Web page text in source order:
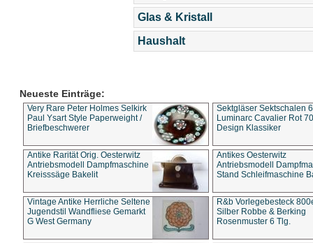
Glas & Kristall
Haushalt
Neueste Einträge:
Very Rare Peter Holmes Selkirk
Paul Ysart Style Paperweight /
Briefbeschwerer
Sektgläser Sektschalen
Luminarc Cavalier Rot
Design Klassiker
Antike Rarität Orig. Oesterwitz
Antriebsmodell Dampfmaschine
Kreisssäge Bakelit
Antikes Oesterwitz
Antriebsmodell
Stand Schleifmaschine
Vintage Antike Herrliche Seltene
Jugendstil Wandfliese Gemarkt
G West Germany
R&b Vorlegebesteck
Silber Robbe & Berking
Rosenmuster 6 Tlg.